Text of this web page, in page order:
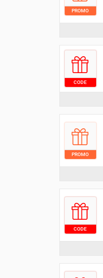
PROMO
CODE
PROMO
CODE